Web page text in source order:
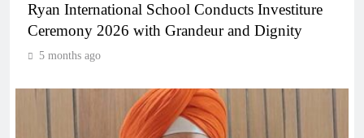
Ryan International School Conducts Investiture
Ceremony 2026 with Grandeur and Dignity
5 months ago